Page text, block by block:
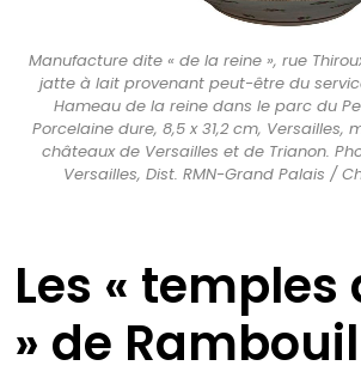
Manufacture dite « de la reine », rue
jatte à lait provenant peut-être du
Hameau de la reine dans le parc du
Porcelaine dure, 8,5 x 31,2 cm, Versailles,
châteaux de Versailles et de Trianon.
Versailles, Dist. RMN-Grand Palais /
Les «
» de